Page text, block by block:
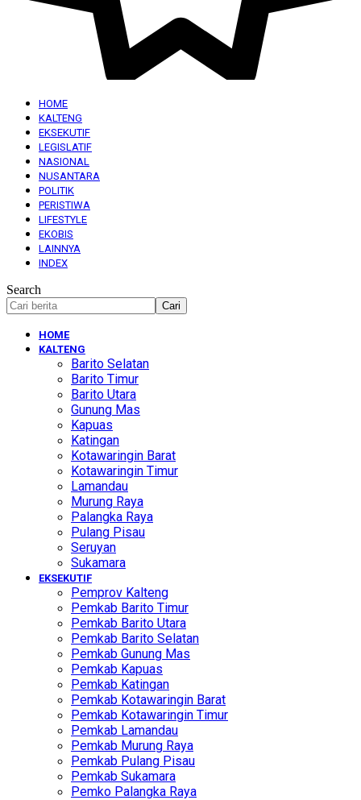
HOME
KALTENG
EKSEKUTIF
LEGISLATIF
NASIONAL
NUSANTARA
POLITIK
PERISTIWA
LIFESTYLE
EKOBIS
LAINNYA
INDEX
Search
HOME
KALTENG
Barito Selatan
Barito Timur
Barito Utara
Gunung Mas
Kapuas
Katingan
Kotawaringin Barat
Kotawaringin Timur
Lamandau
Murung Raya
Palangka Raya
Pulang Pisau
Seruyan
Sukamara
EKSEKUTIF
Pemprov Kalteng
Pemkab Barito Timur
Pemkab Barito Utara
Pemkab Barito Selatan
Pemkab Gunung Mas
Pemkab Kapuas
Pemkab Katingan
Pemkab Kotawaringin Barat
Pemkab Kotawaringin Timur
Pemkab Lamandau
Pemkab Murung Raya
Pemkab Pulang Pisau
Pemkab Sukamara
Pemko Palangka Raya